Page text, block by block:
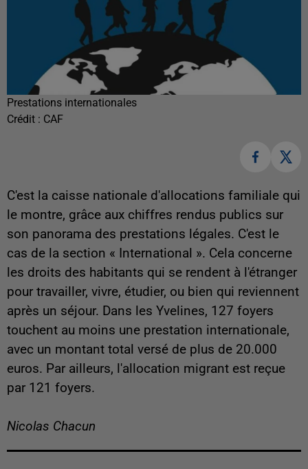
Prestations internationales
Crédit : CAF
C'est la caisse nationale d'allocations familiale qui
le montre, grâce aux chiffres rendus publics sur
son panorama des prestations légales. C'est le
cas de la section « International ». Cela concerne
les droits des habitants qui se rendent à l'étranger
pour travailler, vivre, étudier, ou bien qui reviennent
après un séjour. Dans les Yvelines, 127 foyers
touchent au moins une prestation internationale,
avec un montant total versé de plus de 20.000
euros. Par ailleurs, l'allocation migrant est reçue
par 121 foyers.
Nicolas Chacun